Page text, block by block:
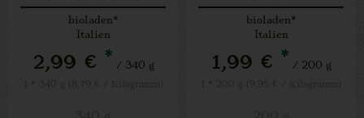
bioladen*
Italien
2,99 € * / 340 g
bioladen*
Italien
1,99 € * / 200 g